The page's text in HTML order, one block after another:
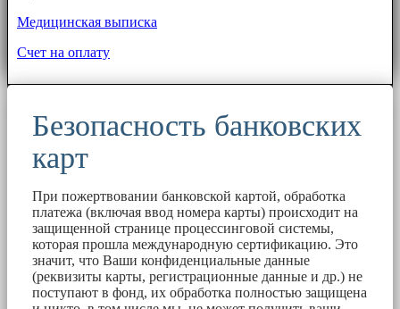
Медицинская выписка
Счет на оплату
Безопасность банковских
карт
При пожертвовании банковской картой, обработка
платежа (включая ввод номера карты) происходит на
защищенной странице процессинговой системы,
которая прошла международную сертификацию. Это
значит, что Ваши конфиденциальные данные
(реквизиты карты, регистрационные данные и др.) не
поступают в фонд, их обработка полностью защищена